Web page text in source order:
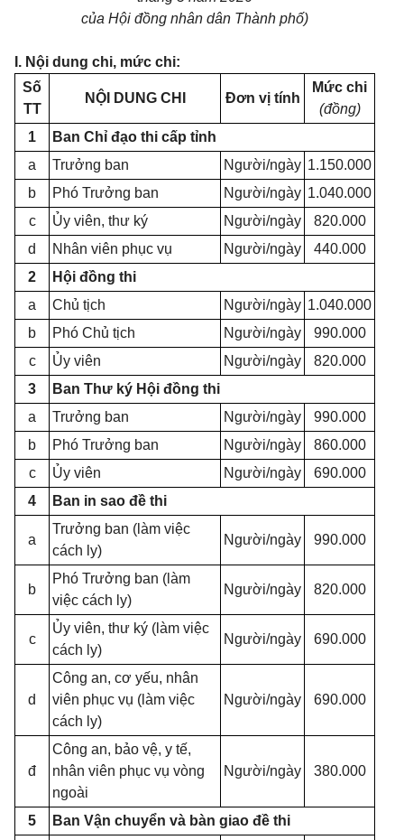
của Hội đồng nhân dân Thành phố)
I. Nội dung chi, mức chi:
Số
TT
NỘI DUNG CHI Đơn vị tính
Mức chi
(đồng)
1
Ban Chỉ đạo thi cấp tỉnh
a
Trưởng ban Người/ngày 1.150.000
b
Phó Trưởng ban Người/ngày 1.040.000
c
Ủy viên, thư ký Người/ngày
820.000
d
Nhân viên phục vụ Người/ngày
440.000
2
Hội đồng thi
a
Chủ tịch Người/ngày 1.040.000
b
Phó Chủ tịch Người/ngày
990.000
c
Ủy viên Người/ngày
820.000
3
Ban Thư ký Hội đồng thi
a
Trưởng ban Người/ngày
990.000
b
Phó Trưởng ban Người/ngày
860.000
c
Ủy viên Người/ngày
690.000
4
Ban in sao đề thi
a
Trưởng ban (làm việc
cách ly)
Người/ngày 990.000
b
Phó Trưởng ban (làm
việc cách ly)
Người/ngày 820.000
c
Ủy viên, thư ký (làm việc
cách ly)
Người/ngày 690.000
d
Công an, cơ yếu, nhân
viên phục vụ (làm việc
cách ly)
Người/ngày 690.000
đ
Công an, bảo vệ, y tế,
nhân viên phục vụ vòng
ngoài
Người/ngày 380.000
5
Ban Vận chuyển và bàn giao đề thi